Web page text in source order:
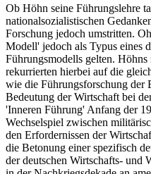
Ob Höhn seine Führungslehre
nationalsozialistischen
Forschung jedoch umstritten.
Modell' jedoch als Typus eines
Führungsmodells gelten.
rekurrierten hierbei auf die
wie die Führungsforschung der
Bedeutung der Wirtschaft bei
'Inneren Führung' Anfang der
Wechselspiel zwischen
den Erfordernissen der
die Betonung einer spezifisch
der deutschen Wirtschafts- und